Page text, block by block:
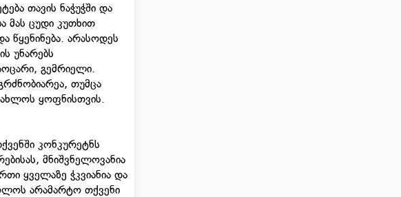
თავის ნაჭუჭში და
მას ცუდი კუთხით
წყენინება. არასოდეს
უნარებს
გემრიელი.
თუმცა
ყოფნისთვის.
კონკურეტნს
მნიშვნელოვანია
ყველაზე ჭკვიანია და
არამარტო თქვენი